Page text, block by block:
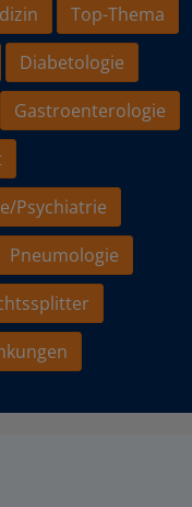
Top-Thema
Diabetologie
Gastroenterologie
Psychiatrie
Pneumologie